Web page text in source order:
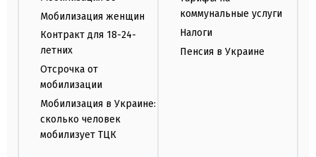
Мобилизация женщин
Контракт для 18-24-
летних
Отсрочка от
мобилизации
Мобилизация в Украине:
сколько человек
мобилизует ТЦК
коммунальные услуги
Налоги
Пенсия в Украине